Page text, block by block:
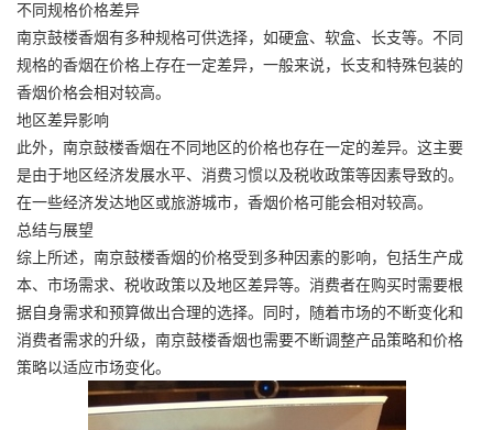
不同规格价格差异
南京鼓楼香烟有多种规格可供选择，如硬盒、软盒、长支等。不同
规格的香烟在价格上存在一定差异，一般来说，长支和特殊包装的
香烟价格会相对较高。
地区差异影响
此外，南京鼓楼香烟在不同地区的价格也存在一定的差异。这主要
是由于地区经济发展水平、消费习惯以及税收政策等因素导致的。
在一些经济发达地区或旅游城市，香烟价格可能会相对较高。
总结与展望
综上所述，南京鼓楼香烟的价格受到多种因素的影响，包括生产成
本、市场需求、税收政策以及地区差异等。消费者在购买时需要根
据自身需求和预算做出合理的选择。同时，随着市场的不断变化和
消费者需求的升级，南京鼓楼香烟也需要不断调整产品策略和价格
策略以适应市场变化。